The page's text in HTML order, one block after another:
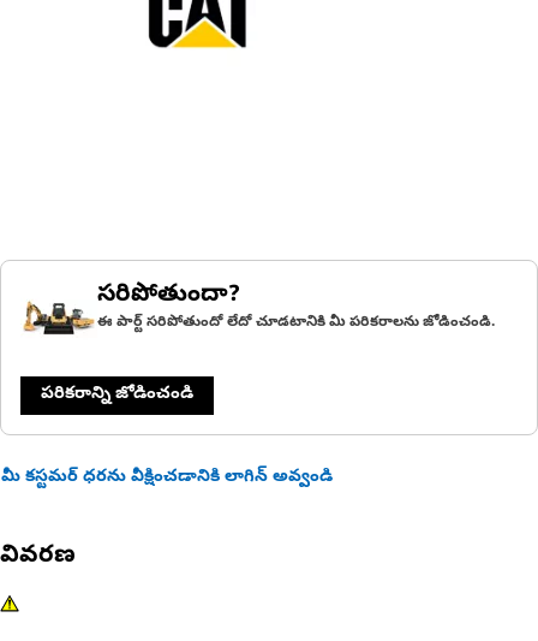
సరిపోతుందా?
ఈ పార్ట్ సరిపోతుందో లేదో చూడటానికి మీ పరికరాలను జోడించండి.
పరికరాన్ని జోడించండి
మీ కస్టమర్ ధరను వీక్షించడానికి లాగిన్ అవ్వండి
వివరణ